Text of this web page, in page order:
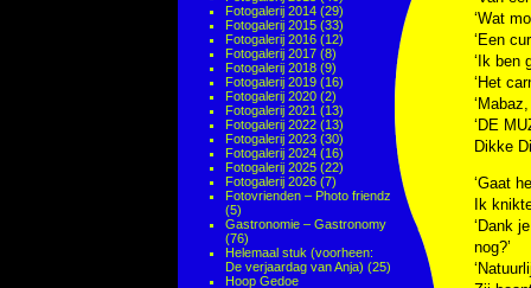
Fotogalerij 2014 (29)
Fotogalerij 2015 (33)
Fotogalerij 2016 (12)
Fotogalerij 2017 (8)
Fotogalerij 2018 (9)
Fotogalerij 2019 (16)
Fotogalerij 2020 (2)
Fotogalerij 2021 (13)
Fotogalerij 2022 (13)
Fotogalerij 2023 (30)
Fotogalerij 2024 (16)
Fotogalerij 2025 (22)
Fotogalerij 2026 (7)
Fotovrienden – Photo friendz
(5)
Gastronomie – Gastronomy
(76)
Helemaal stuk (voorheen:
De verjaardag van Anja) (25)
Hoop Gedoe
‘Wat
‘Een
‘Ik ben
‘Het
‘DE
Dikke
‘Gaat
Ik
‘Dank
nog?’